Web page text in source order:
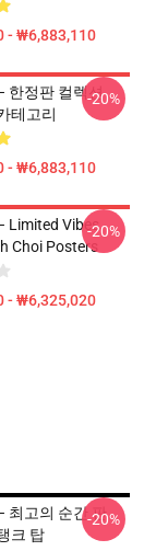
- ₩6,883,110
한정판 컬렉션
테고리
- ₩6,883,110
-20%
Limited Vibes
Choi Posters
- ₩6,325,020
-20%
최고의 순간 판
크 탑
-20%